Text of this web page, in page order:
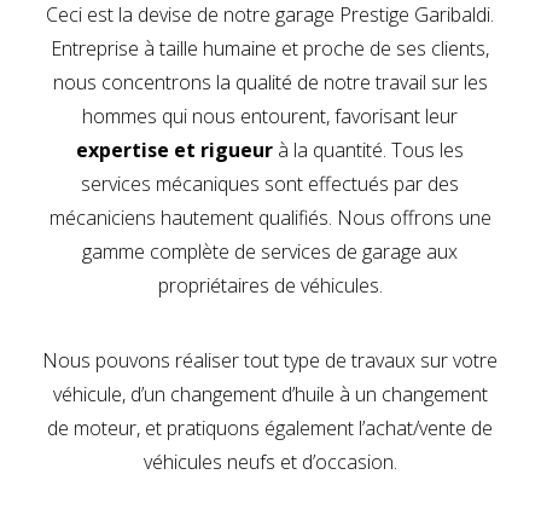
Ceci est la devise de notre garage Prestige Garibaldi.
Entreprise à taille humaine et proche de ses clients,
nous concentrons la qualité de notre travail sur les
hommes qui nous entourent, favorisant leur
expertise et rigueur à la quantité. Tous les
services mécaniques sont effectués par des
mécaniciens hautement qualifiés. Nous offrons une
gamme complète de services de garage aux
propriétaires de véhicules.
Nous pouvons réaliser tout type de travaux sur votre
véhicule, d’un changement d’huile à un changement
de moteur, et pratiquons également l’achat/vente de
véhicules neufs et d’occasion.